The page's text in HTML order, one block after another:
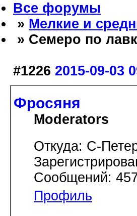
Все форумы
» Мелкие и
» Семеро по
#1226 2015-09-03
Фросяня
Moderators
Откуда: С-
Сообщений:
Профиль